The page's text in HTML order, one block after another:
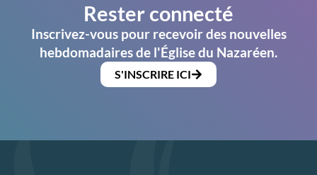
Rester connecté
Inscrivez-vous pour recevoir des nouvelles
hebdomadaires de l'Église du Nazaréen.
S'INSCRIRE ICI